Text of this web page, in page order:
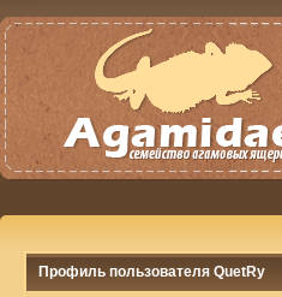
Профиль пользователя QuetRy